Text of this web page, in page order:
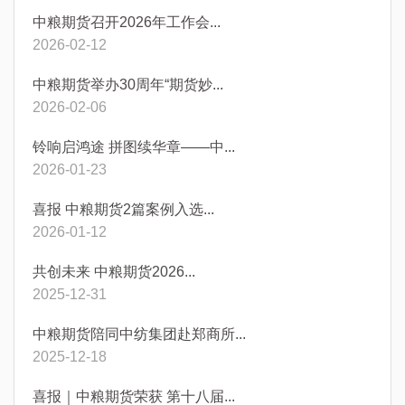
中粮期货召开2026年工作会...
2026-02-12
中粮期货举办30周年“期货妙...
2026-02-06
铃响启鸿途 拼图续华章——中...
2026-01-23
喜报 中粮期货2篇案例入选...
2026-01-12
共创未来 中粮期货2026...
2025-12-31
中粮期货陪同中纺集团赴郑商所...
2025-12-18
喜报｜中粮期货荣获 第十八届...